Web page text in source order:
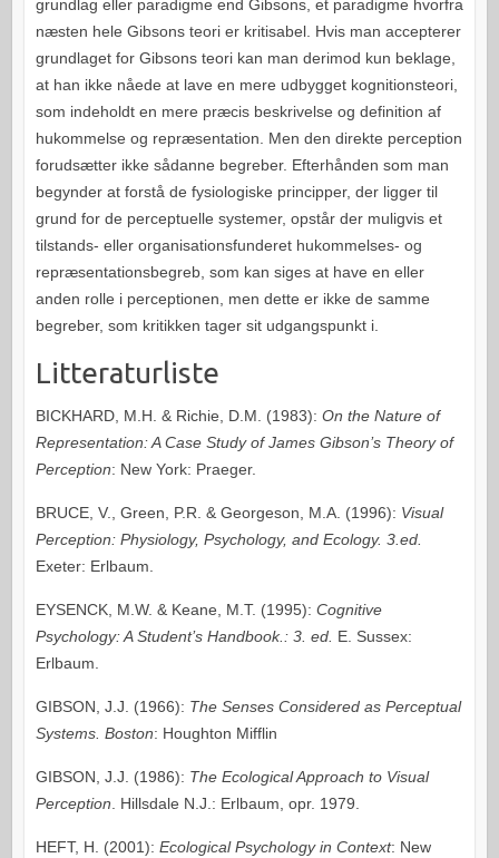
grundlag eller paradigme end Gibsons, et paradigme hvorfra
næsten hele Gibsons teori er kritisabel. Hvis man accepterer
grundlaget for Gibsons teori kan man derimod kun beklage,
at han ikke nåede at lave en mere udbygget kognitionsteori,
som indeholdt en mere præcis beskrivelse og definition af
hukommelse og repræsentation. Men den direkte perception
forudsætter ikke sådanne begreber. Efterhånden som man
begynder at forstå de fysiologiske principper, der ligger til
grund for de perceptuelle systemer, opstår der muligvis et
tilstands- eller organisationsfunderet hukommelses- og
repræsentationsbegreb, som kan siges at have en eller
anden rolle i perceptionen, men dette er ikke de samme
begreber, som kritikken tager sit udgangspunkt i.
Litteraturliste
BICKHARD, M.H. & Richie, D.M. (1983): On the Nature of
Representation: A Case Study of James Gibson’s Theory of
Perception: New York: Praeger.
BRUCE, V., Green, P.R. & Georgeson, M.A. (1996): Visual
Perception: Physiology, Psychology, and Ecology. 3.ed.
Exeter: Erlbaum.
EYSENCK, M.W. & Keane, M.T. (1995): Cognitive
Psychology: A Student’s Handbook.: 3. ed. E. Sussex:
Erlbaum.
GIBSON, J.J. (1966): The Senses Considered as Perceptual
Systems. Boston: Houghton Mifflin
GIBSON, J.J. (1986): The Ecological Approach to Visual
Perception . Hillsdale N.J.: Erlbaum, opr. 1979.
HEFT, H. (2001): Ecological Psychology in Context: New